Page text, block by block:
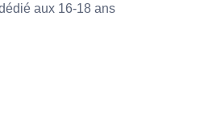
aux 16-18 ans